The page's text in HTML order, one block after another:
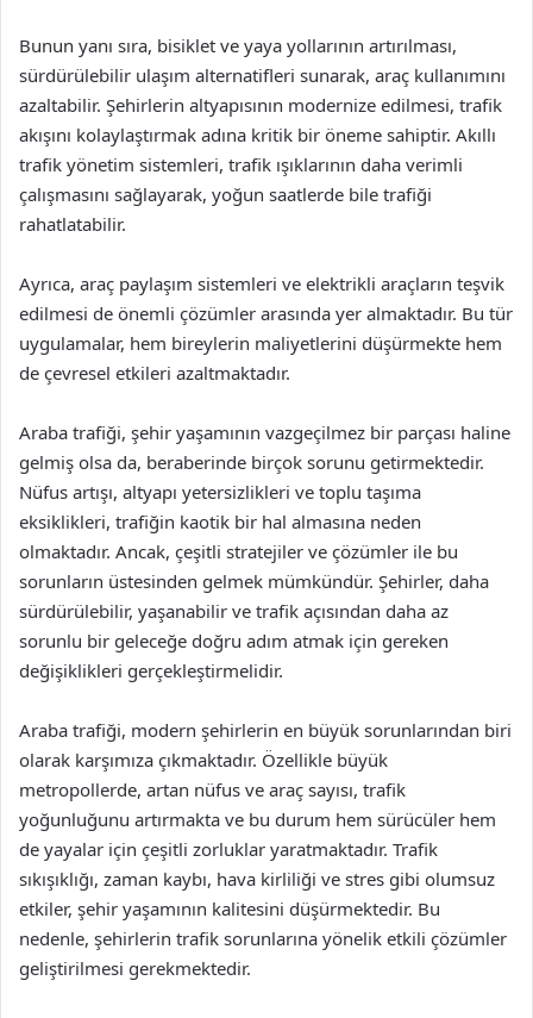
Bunun yanı sıra, bisiklet ve yaya yollarının artırılması,
sürdürülebilir ulaşım alternatifleri sunarak, araç kullanımını
azaltabilir. Şehirlerin altyapısının modernize edilmesi, trafik
akışını kolaylaştırmak adına kritik bir öneme sahiptir. Akıllı
trafik yönetim sistemleri, trafik ışıklarının daha verimli
çalışmasını sağlayarak, yoğun saatlerde bile trafiği
rahatlatabilir.
Ayrıca, araç paylaşım sistemleri ve elektrikli araçların teşvik
edilmesi de önemli çözümler arasında yer almaktadır. Bu tür
uygulamalar, hem bireylerin maliyetlerini düşürmekte hem
de çevresel etkileri azaltmaktadır.
Araba trafiği, şehir yaşamının vazgeçilmez bir parçası haline
gelmiş olsa da, beraberinde birçok sorunu getirmektedir.
Nüfus artışı, altyapı yetersizlikleri ve toplu taşıma
eksiklikleri, trafiğin kaotik bir hal almasına neden
olmaktadır. Ancak, çeşitli stratejiler ve çözümler ile bu
sorunların üstesinden gelmek mümkündür. Şehirler, daha
sürdürülebilir, yaşanabilir ve trafik açısından daha az
sorunlu bir geleceğe doğru adım atmak için gereken
değişiklikleri gerçekleştirmelidir.
Araba trafiği, modern şehirlerin en büyük sorunlarından biri
olarak karşımıza çıkmaktadır. Özellikle büyük
metropollerde, artan nüfus ve araç sayısı, trafik
yoğunluğunu artırmakta ve bu durum hem sürücüler hem
de yayalar için çeşitli zorluklar yaratmaktadır. Trafik
sıkışıklığı, zaman kaybı, hava kirliliği ve stres gibi olumsuz
etkiler, şehir yaşamının kalitesini düşürmektedir. Bu
nedenle, şehirlerin trafik sorunlarına yönelik etkili çözümler
geliştirilmesi gerekmektedir.